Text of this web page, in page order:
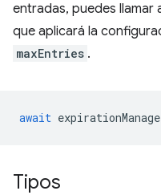
entradas, puedes llamar
que aplicará la
maxEntries .
await
Tipos